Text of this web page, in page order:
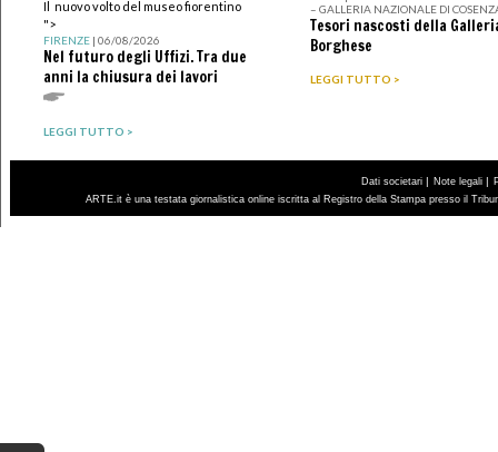
Il nuovo volto del museo fiorentino
">
FIRENZE| 06/08/2026
Nel futuro degli Uffizi. Tra due
anni la chiusura dei lavori
LEGGI TUTTO >
– GALLERIA NAZIONALE DI
Tesori nascosti della
Borghese
LEGGI TUTTO >
Dati societari | Note legali |
ARTE.it è una testata giornalistica online iscritta al Registro della Stampa presso il